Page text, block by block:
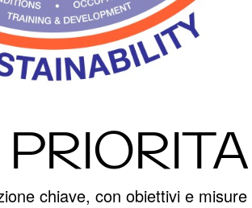
chiave, con obiettivi e